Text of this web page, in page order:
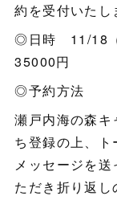
約を受付いたし
◎日時 11/18（
35000円
◎予約方法
瀬戸内海の森
ち登録の上、
メッセージを
ただき折り返し